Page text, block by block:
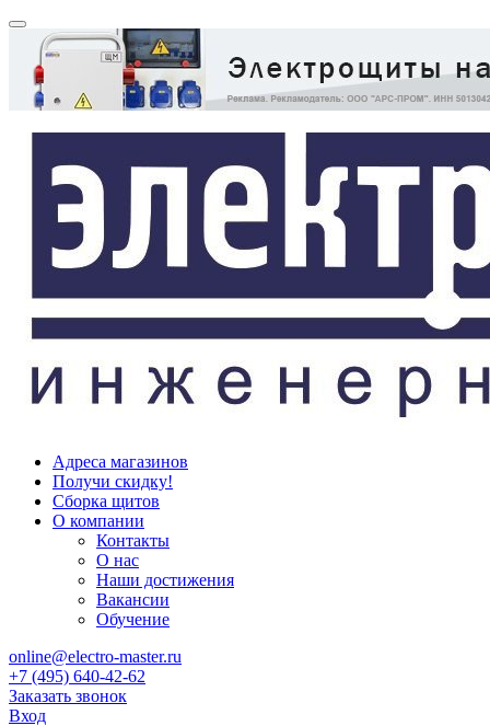
Адреса магазинов
Получи скидку!
Сборка щитов
О компании
Контакты
О нас
Наши достижения
Вакансии
Обучение
online@electro-master.ru
+7 (495) 640-42-62
Заказать звонок
Вход